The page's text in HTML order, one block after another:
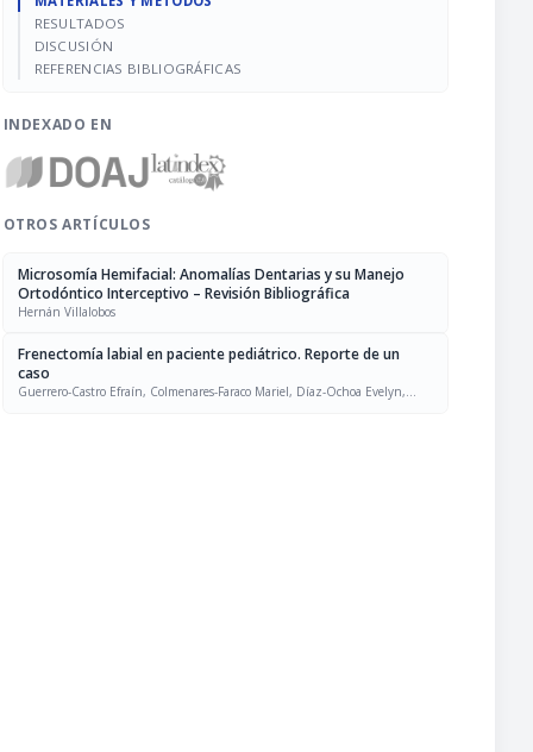
RESULTADOS
DISCUSIÓN
REFERENCIAS BIBLIOGRÁFICAS
INDEXADO EN
OTROS ARTÍCULOS
Microsomía Hemifacial: Anomalías Dentarias y su Manejo
Ortodóntico Interceptivo – Revisión Bibliográfica
Hernán Villalobos
Frenectomía labial en paciente pediátrico. Reporte de un
caso
Guerrero-Castro Efraín, Colmenares-Faraco Mariel, Díaz-Ochoa Evelyn,